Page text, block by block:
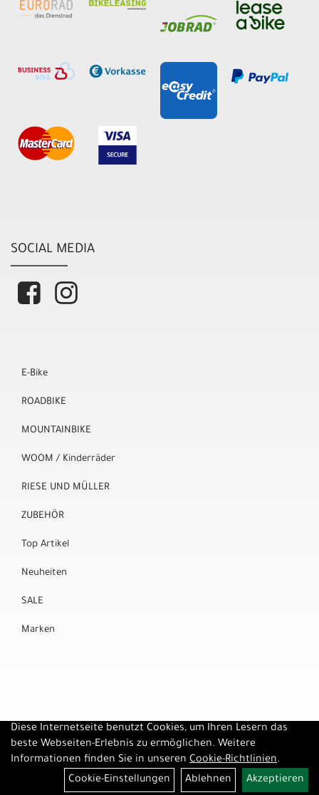
SOCIAL MEDIA
E-Bike
ROADBIKE
MOUNTAINBIKE
WOOM / Kinderräder
RIESE UND MÜLLER
ZUBEHÖR
Top Artikel
Neuheiten
SALE
Marken
Diese Internetseite benutzt Cookies, um Ihren Lesern das
beste Webseiten-Erlebnis zu ermöglichen. Weitere
Informationen finden Sie in unseren Cookie-Richtlinien.
Cookie-Einstellungen
Ablehnen Akzeptieren